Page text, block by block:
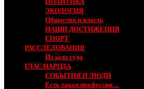
ЭКОЛОГИЯ
Общество и власть
НАШИ ДОСТИЖЕНИЯ
СПОРТ
РАССЛЕДОВАНИЯ
Из зала суда
ГЛАС НАРОДА
СОБЫТИЯ И ЛЮДИ
Есть такая профессия…